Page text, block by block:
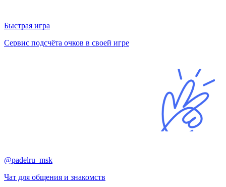
Быстрая игра
Сервис подсчёта очков в своей игре
@padelru_msk
Чат для общения и знакомств